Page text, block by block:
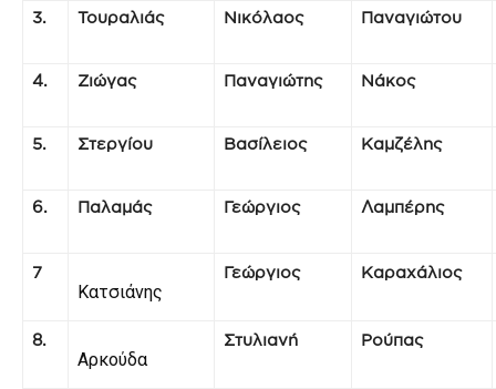
3. Τουραλιάς Νικόλαος Παναγιώτου
4. Ζιώγας Παναγιώτης Νάκος
5. Στεργίου Βασίλειος Καμζέλης
6. Παλαμάς Γεώργιος Λαμπέρης
7
Κατσιάνης
Γεώργιος Καραχάλιος
8.
Αρκούδα
Στυλιανή Ρούπας